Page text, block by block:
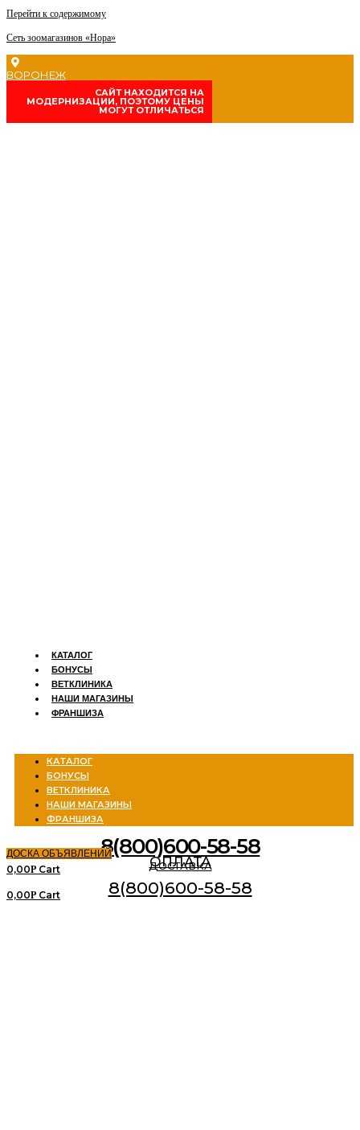
Перейти к содержимому
Сеть зоомагазинов «Нора»
ВОРОНЕЖ
CАЙТ НАХОДИТСЯ НА
МОДЕРНИЗАЦИИ, ПОЭТОМУ ЦЕНЫ
МОГУТ ОТЛИЧАТЬСЯ
КАТАЛОГ
БОНУСЫ
ВЕТКЛИНИКА
НАШИ МАГАЗИНЫ
ФРАНШИЗА
КАТАЛОГ
БОНУСЫ
ВЕТКЛИНИКА
НАШИ МАГАЗИНЫ
ФРАНШИЗА
8(800)600-58-58
ДОСКА ОБЪЯВЛЕНИЙ
ДОСТАВКА
ОПЛАТА
0,00Р Cart
8(800)600-58-58
0,00Р Cart